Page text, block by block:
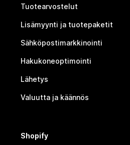
Tuotearvostelut
Lisämyynti ja tuotepaketit
Sähköpostimarkkinointi
Hakukoneoptimointi
Lähetys
Valuutta ja käännös
Shopify